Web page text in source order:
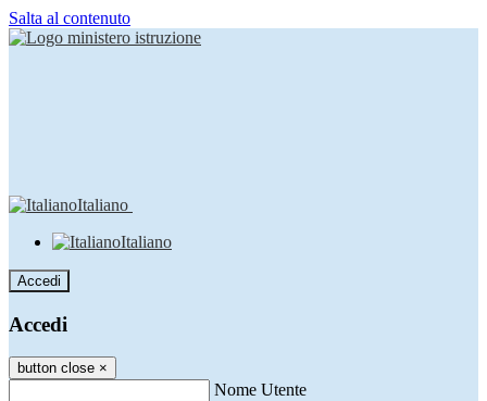
Salta al contenuto
Italiano
Italiano
Accedi
Accedi
button close ×
Nome Utente